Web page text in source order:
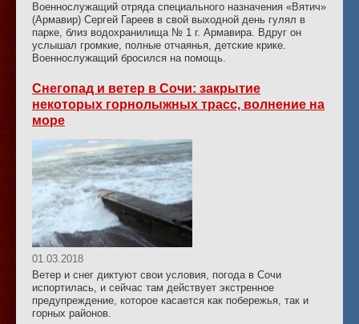
Военнослужащий отряда специального назначения «Вятич»
(Армавир) Сергей Гареев в свой выходной день гулял в
парке, близ водохранилища № 1 г. Армавира. Вдруг он
услышал громкие, полные отчаянья, детские крике.
Военнослужащий бросился на помощь.
Снегопад и ветер в Сочи: закрытие
некоторых горнолыжных трасс, волнение на
море
01.03.2018
Ветер и снег диктуют свои условия, погода в Сочи
испортилась, и сейчас там действует экстренное
предупреждение, которое касается как побережья, так и
горных районов.